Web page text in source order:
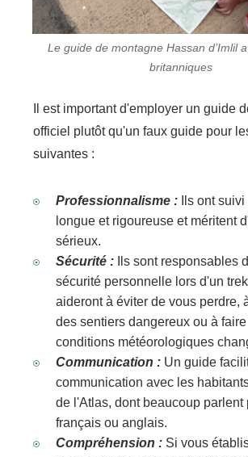
Le guide de montagne Hassan d’Imlil
britanniques
Il est important d'employer un guide
officiel plutôt qu'un faux guide pour
suivantes :
Professionnalisme :
Ils ont
longue et rigoureuse et méritent
sérieux.
Sécurité :
Ils sont responsables
sécurité personnelle lors d'un
aideront à éviter de vous perdre,
des sentiers dangereux ou à
conditions météorologiques
Communication : Un guide
communication avec les
de l'Atlas, dont beaucoup parlent
français ou anglais.
Compréhension : Si vous